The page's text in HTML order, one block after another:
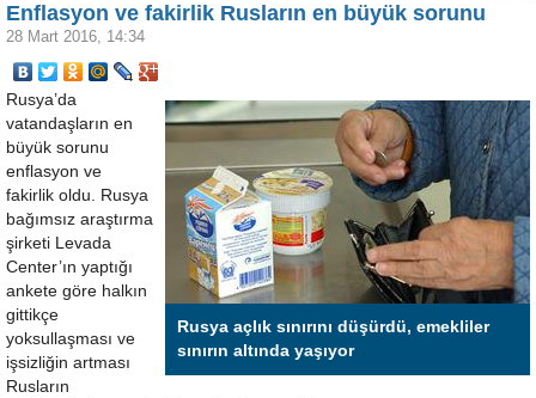
Enflasyon ve fakirlik Rusların en büyük sorunu
28 Mart 2016, 14:34
Rusya açlık sınırını düşürdü, emekliler
sınırın altında yaşıyor
Rusya’da
vatandaşların en
büyük sorunu
enflasyon ve
fakirlik oldu. Rusya
bağımsız araştırma
şirketi Levada
Center’ın yaptığı
ankete göre halkın
gittikçe
yoksullaşması ve
işsizliğin artması
Rusların